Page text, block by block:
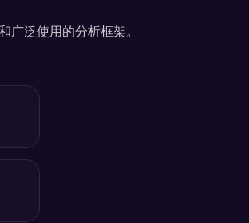
泛使用的分析框架。